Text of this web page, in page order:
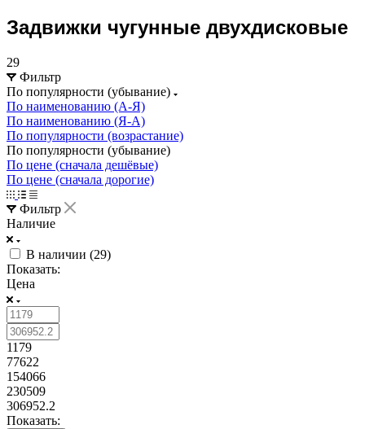
Задвижки чугунные двухдисковые
29
Фильтр
По популярности (убывание)
По наименованию (А-Я)
По наименованию (Я-А)
По популярности (возрастание)
По популярности (убывание)
По цене (сначала дешёвые)
По цене (сначала дорогие)
Фильтр
Наличие
В наличии (29)
Показать:
Цена
1179
77622
154066
230509
306952.2
Показать: